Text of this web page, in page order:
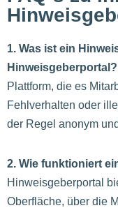
1. Was ist ein
Hinweisgeberportal?
Plattform, die es
Fehlverhalten oder
der Regel anonym
2. Wie funktioniert
Hinweisgeberportal
Oberfläche, über die